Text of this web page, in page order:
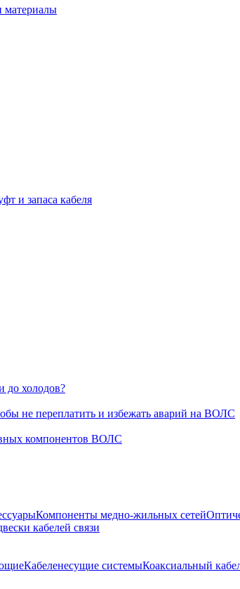
материалы
и запаса кабеля
до холодов?
не переплатить и избежать аварий на ВОЛС
компонентов ВОЛС
Компоненты медно-жильных сетей
кабелей связи
Кабеленесущие системыКоаксиальный